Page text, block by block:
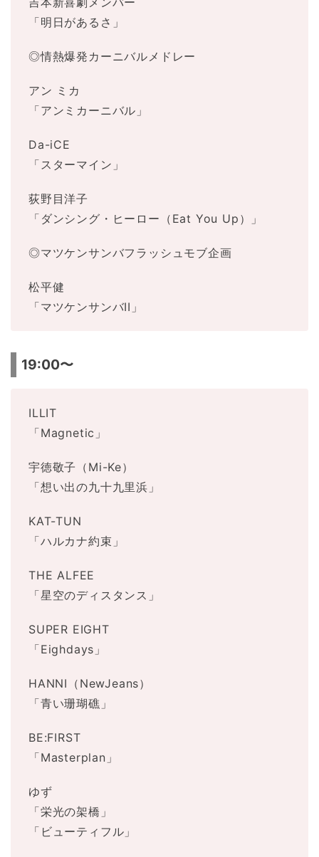
「明日があるさ」
◎情熱爆発カーニバルメドレー
アン ミカ
「アンミカーニバル」
Da-iCE
「スターマイン」
荻野目洋子
「ダンシング・ヒーロー（Eat You Up）」
◎マツケンサンバフラッシュモブ企画
松平健
「マツケンサンバII」
19:00〜
ILLIT
「Magnetic」
宇徳敬子（Mi-Ke）
「想い出の九十九里浜」
KAT-TUN
「ハルカナ約束」
THE ALFEE
「星空のディスタンス」
SUPER EIGHT
「Eighdays」
HANNI（NewJeans）
「青い珊瑚礁」
BE:FIRST
「Masterplan」
ゆず
「栄光の架橋」
「ビューティフル」